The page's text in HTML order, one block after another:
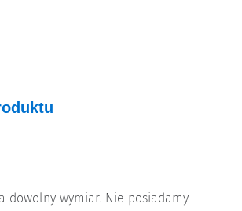
dowolny wymiar. Nie posiadamy